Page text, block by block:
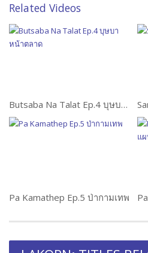
Related Videos
Butsaba Na Talat Ep.4 บุษบาหน้าตลาด
Pa Kamathep Ep.5 ป่ากามเทพ